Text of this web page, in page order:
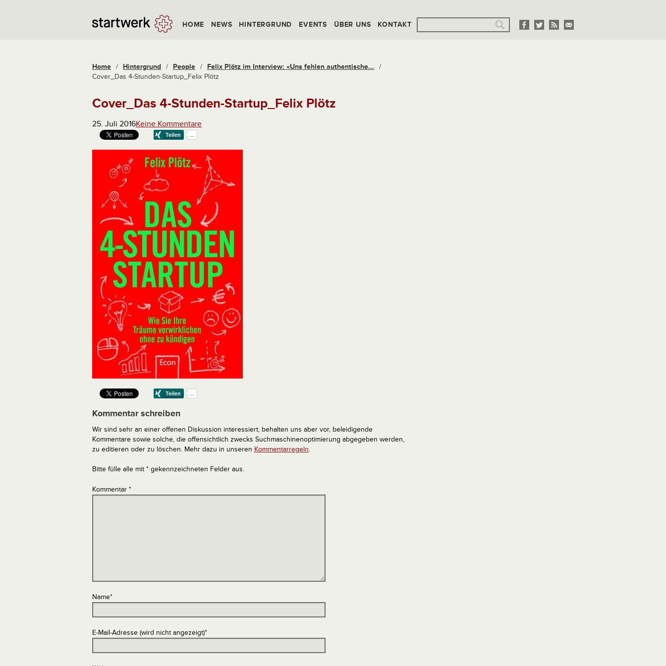
HOME NEWS HINTERGRUND EVENTS ÜBER UNS KONTAKT
Home / Hintergrund / People / Felix Plötz im Interview: «Uns fehlen authentische...
/
Cover_Das 4-Stunden-Startup_Felix Plötz
Cover_Das 4-Stunden-Startup_Felix Plötz
25. Juli 2016Keine Kommentare
Kommentar schreiben
Wir sind sehr an einer offenen Diskussion interessiert, behalten uns aber vor, beleidigende
Kommentare sowie solche, die offensichtlich zwecks Suchmaschinenoptimierung abgegeben werden,
zu editieren oder zu löschen. Mehr dazu in unseren Kommentarregeln.
Bitte fülle alle mit * gekennzeichneten Felder aus.
Kommentar *
Name*
E-Mail-Adresse (wird nicht angezeigt)*